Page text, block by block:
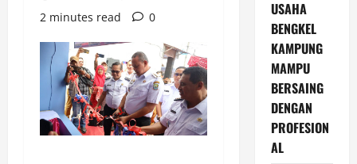
2 minutes read
0
USAHA
BENGKEL
KAMPUNG
MAMPU
BERSAING
DENGAN
PROFESION
AL